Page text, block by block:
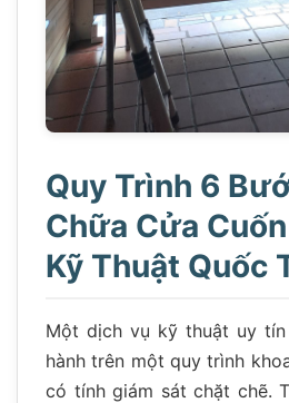
Quy Trình 6
Chữa Cửa
Kỹ Thuật Quốc
Một dịch vụ kỹ thuật uy
hành trên một quy trình
có tính giám sát chặt chẽ.